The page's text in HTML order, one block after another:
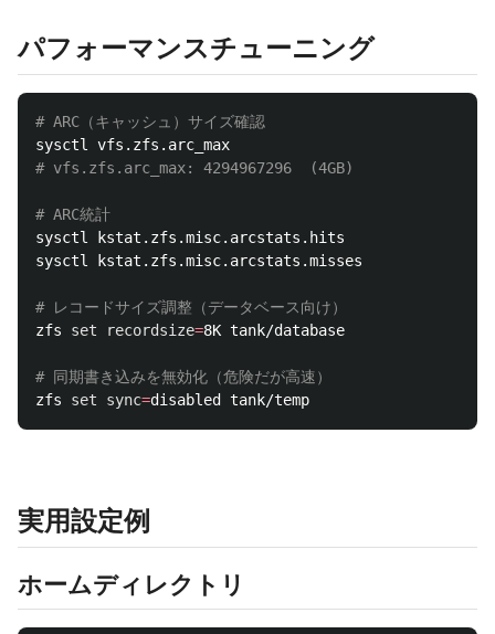
パフォーマンスチューニング
# ARC（キャッシュ）サイズ確認
# vfs.zfs.arc_max: 4294967296  (4GB)
# ARC統計
sysctl kstat.zfs.misc.arcstats.hits
sysctl kstat.zfs.misc.arcstats.misses
# レコードサイズ調整（データベース向け）
zfs set recordsize=8K tank/database
# 同期書き込みを無効化（危険だが高速）
zfs set sync=
実用設定例
ホームディレクトリ